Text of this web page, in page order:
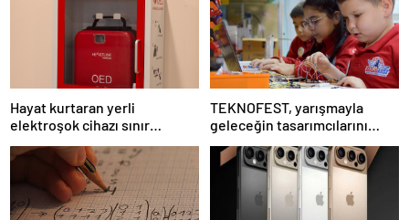
Hayat kurtaran yerli
elektroşok cihazı sınır
kapısında da görevde
TEKNOFEST, yarışmayla
geleceğin tasarımcılarını
seçiyor